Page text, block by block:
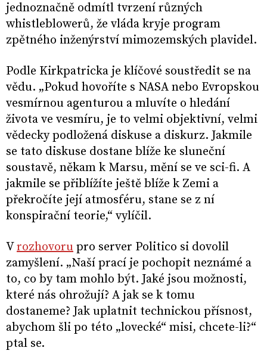
jednoznačně odmítl tvrzení různých
whistleblowerů, že vláda kryje program
zpětného inženýrství mimozemských plavidel.
Podle Kirkpatricka je klíčové soustředit se na
vědu. „Pokud hovoříte s NASA nebo Evropskou
vesmírnou agenturou a mluvíte o hledání
života ve vesmíru, je to velmi objektivní, velmi
vědecky podložená diskuse a diskurz. Jakmile
se tato diskuse dostane blíže ke sluneční
soustavě, někam k Marsu, mění se ve sci-fi. A
jakmile se přiblížíte ještě blíže k Zemi a
překročíte její atmosféru, stane se z ní
konspirační teorie,“ vylíčil.
Vrozhovoru pro server Politico si dovolil
zamyšlení. „Naší prací je pochopit neznámé a
to, co by tam mohlo být. Jaké jsou možnosti,
které nás ohrožují? A jak se k tomu
dostaneme? Jak uplatnit technickou přísnost,
abychom šli po této „lovecké“ misi, chcete-li?“
ptal se.